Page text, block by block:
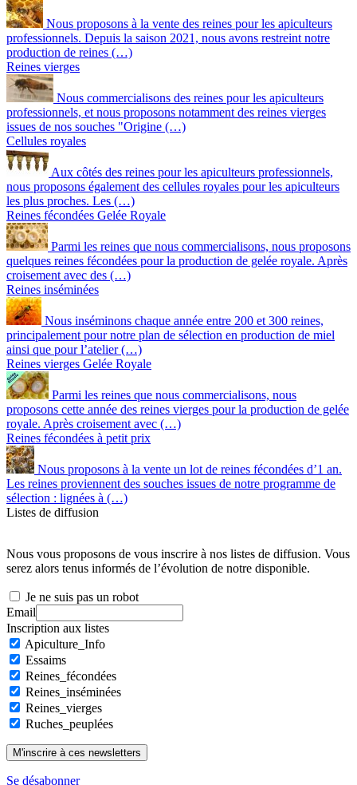
Nous proposons à la vente des reines pour les apiculteurs
professionnels. Depuis la saison 2021, nous avons restreint notre
production de reines (…)
Reines vierges
Nous commercialisons des reines pour les apiculteurs
professionnels, et nous proposons notamment des reines vierges
issues de nos souches "Origine (…)
Cellules royales
Aux côtés des reines pour les apiculteurs professionnels,
nous proposons également des cellules royales pour les apiculteurs
les plus proches. Les (…)
Reines fécondées Gelée Royale
Parmi les reines que nous commercialisons, nous proposons
quelques reines fécondées pour la production de gelée royale. Après
croisement avec des (…)
Reines inséminées
Nous inséminons chaque année entre 200 et 300 reines,
principalement pour notre plan de sélection en production de miel
ainsi que pour l’atelier (…)
Reines vierges Gelée Royale
Parmi les reines que nous commercialisons, nous
proposons cette année des reines vierges pour la production de gelée
royale. Après croisement avec (…)
Reines fécondées à petit prix
Nous proposons à la vente un lot de reines fécondées d’1 an.
Les reines proviennent des souches issues de notre programme de
sélection : lignées à (…)
Listes de diffusion
Nous vous proposons de vous inscrire à nos listes de diffusion. Vous
serez alors tenus informés de l’évolution de notre disponible.
Je ne suis pas un robot
Email
Inscription aux listes
Apiculture_Info
Essaims
Reines_fécondées
Reines_inséminées
Reines_vierges
Ruches_peuplées
Se désabonner